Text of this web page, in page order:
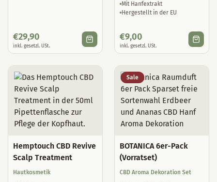
€29,90
inkl. gesetzl. USt.
Mit Hanfextrakt
Hergestellt in der EU
€9,00
inkl. gesetzl. USt.
Hemptouch CBD Revive
Scalp Treatment
Hautkosmetik
Sale
BOTANICA 6er-Pack
(Vorratset)
CBD Aroma Dekoration Set